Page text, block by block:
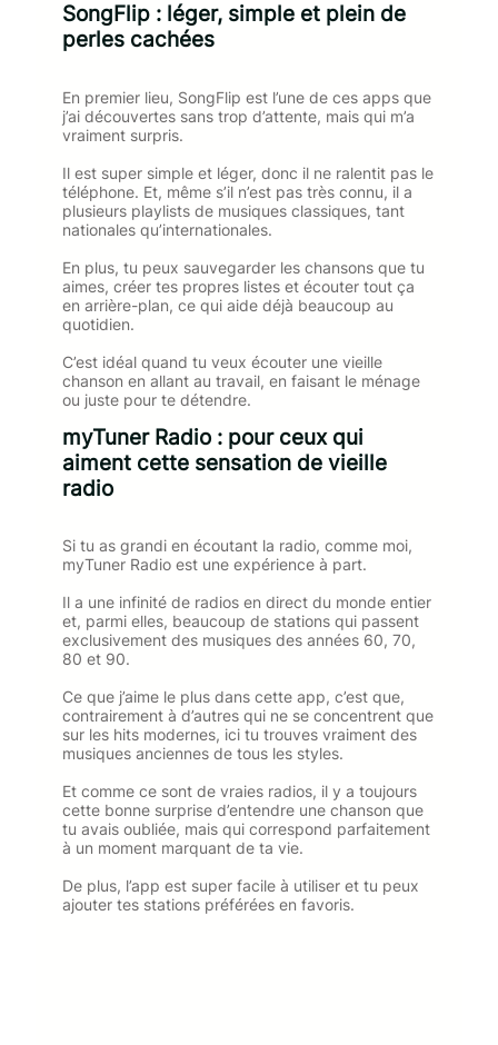
SongFlip : léger, simple et plein de
perles cachées
En premier lieu, SongFlip est l’une de ces apps que
j’ai découvertes sans trop d’attente, mais qui m’a
vraiment surpris.
Il est super simple et léger, donc il ne ralentit pas le
téléphone. Et, même s’il n’est pas très connu, il a
plusieurs playlists de musiques classiques, tant
nationales qu’internationales.
En plus, tu peux sauvegarder les chansons que tu
aimes, créer tes propres listes et écouter tout ça
en arrière-plan, ce qui aide déjà beaucoup au
quotidien.
C’est idéal quand tu veux écouter une vieille
chanson en allant au travail, en faisant le ménage
ou juste pour te détendre.
myTuner Radio : pour ceux qui
aiment cette sensation de vieille
radio
Si tu as grandi en écoutant la radio, comme moi,
myTuner Radio est une expérience à part.
Il a une infinité de radios en direct du monde entier
et, parmi elles, beaucoup de stations qui passent
exclusivement des musiques des années 60, 70,
80 et 90.
Ce que j’aime le plus dans cette app, c’est que,
contrairement à d’autres qui ne se concentrent que
sur les hits modernes, ici tu trouves vraiment des
musiques anciennes de tous les styles.
Et comme ce sont de vraies radios, il y a toujours
cette bonne surprise d’entendre une chanson que
tu avais oubliée, mais qui correspond parfaitement
à un moment marquant de ta vie.
De plus, l’app est super facile à utiliser et tu peux
ajouter tes stations préférées en favoris.